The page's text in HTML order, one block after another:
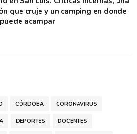
que cruje y un camping en donde
acampar
CÓRDOBA CORONAVIRUS
DEPORTES DOCENTES